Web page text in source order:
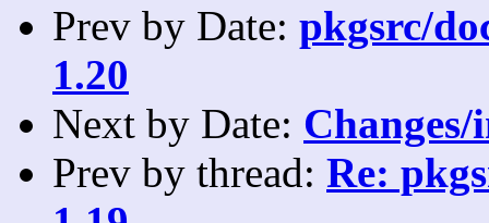
Prev by Date: pkgsrc/
1.20
Next by Date:
Prev by thread: Re: